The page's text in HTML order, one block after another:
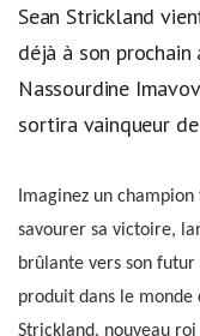
Sean Strickland
déjà à son
Nassourdine
sortira vainqueur
Imaginez un
savourer sa victoire,
brûlante vers son futur
produit dans le monde
Strickland, nouveau roi